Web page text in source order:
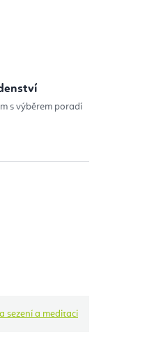
s výběrem poradí
sezení a meditaci